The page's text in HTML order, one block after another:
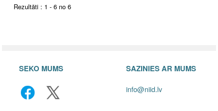
Rezultāti : 1 - 6 no 6
SEKO MUMS SAZINIES AR MUMS
info@niid.lv